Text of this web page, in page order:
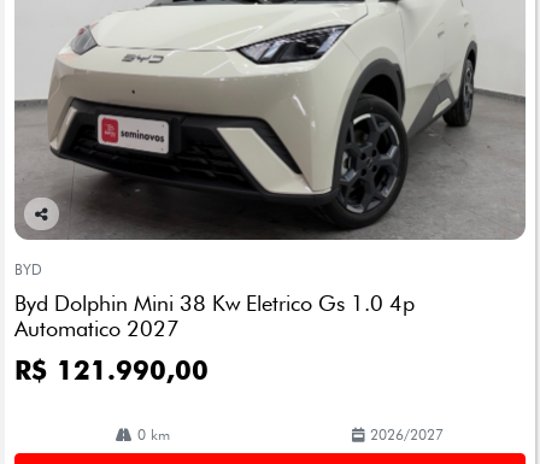
Co
arti
lhe
BYD
Byd Dolphin Mini 38 Kw Eletrico Gs 1.0 4p
Automatico 2027
R$ 121.990,00
0 km 2026/2027